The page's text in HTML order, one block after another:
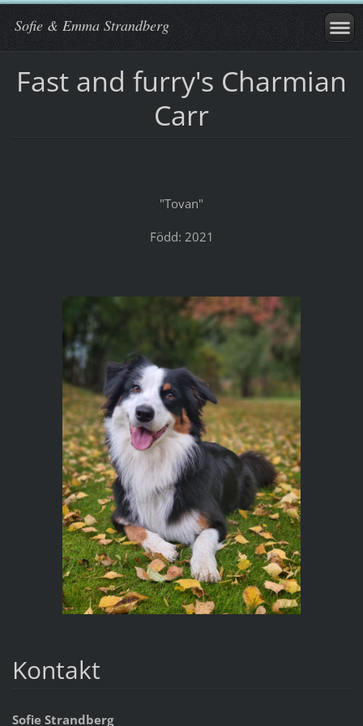
Sofie & Emma Strandberg
Fast and furry's Charmian
Carr
"Tovan"
Född: 2021
Kontakt
Sofie Strandberg